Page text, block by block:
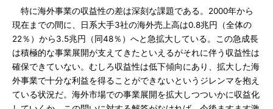
特に海外事業の収益性の差は深刻な課題である。2000年から
現在までの間に、日系大手3社の海外売上高は0.8兆円（全体の
22％）から3.5兆円（同48％）へと急拡大している。この急成長
は積極的な事業展開が支えてきたといえるがそれに伴う収益性は
確保できていない。むしろ収益性は低下傾向にあり、拡大した海
外事業で十分な利益を得ることができないというジレンマを抱え
ている状況だ。海外市場での事業展開を拡大しつついかに収益化